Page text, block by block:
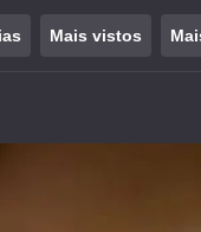
Mais vistos